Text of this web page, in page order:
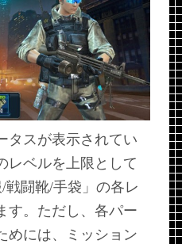
タスが表示されてい
レベルを上限として
戦闘靴/手袋」の各レ
す。ただし、各パー
めには、ミッション